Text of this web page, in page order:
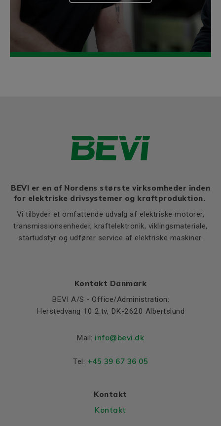
BEVI er en af Nordens største virksomheder inden
for elektriske drivsystemer og kraftproduktion.
Vi tilbyder et omfattende udvalg af elektriske motorer,
transmissionsenheder, kraftelektronik, viklingsmateriale,
startudstyr og udfører service af elektriske maskiner.
Kontakt Danmark
BEVI A/S - Office/Administration:
Herstedvang 10 2.tv, DK-2620 Albertslund
Mail: info@bevi.dk
Tel: +45 39 67 36 05
Kontakt
Kontakt